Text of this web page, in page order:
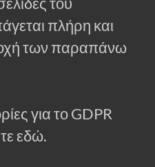
πλήρη και
των παραπάνω
για το GDPR
εδώ.